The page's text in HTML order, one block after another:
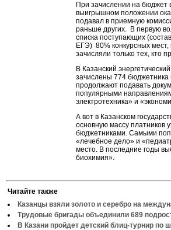
При зачислении на бюджет
выигрышном положении
подавал в приемную
раньше других. В первую
списка поступающих
ЕГЭ) 80% конкурсных
зачисляли только тех, кто
В Казанский
зачислены 774 бюджетника
продолжают подавать
популярными
электротехника» и
А вот в Казанском
основную массу платников
бюджетниками. Самыми
«лечебное дело» и
место. В последние годы
биохимия».
Читайте также
Казанцы взяли золото и серебро на
Трудовые бригады объединили 689
В Казани пройдет детский блиц-турнир по